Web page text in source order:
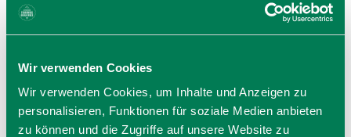
Wir verwenden Cookies
Wir verwenden Cookies, um Inhalte und Anzeigen zu
personalisieren, Funktionen für soziale Medien anbieten
zu können und die Zugriffe auf unsere Website zu
Preise
von 9,00 € bis 9,00 €